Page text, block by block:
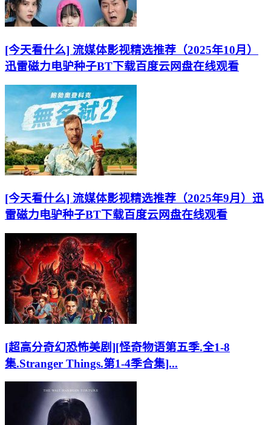
[今天看什么] 流媒体影视精选推荐（2025年10月）
迅雷磁力电驴种子BT下载百度云网盘在线观看
[今天看什么] 流媒体影视精选推荐（2025年9月）迅
雷磁力电驴种子BT下载百度云网盘在线观看
[超高分奇幻恐怖美剧][怪奇物语第五季.全1-8
集.Stranger Things.第1-4季合集]...